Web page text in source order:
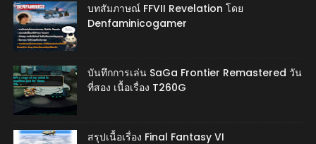
บทสัมภาษณ์ FFVII Revelation โดย
Denfaminicogamer
บันทึกการเล่น SaGa Frontier Remastered วัน
ที่สอง เนื้อเรื่อง T260G
สรุปเนื้อเรื่อง Final Fantasy VI